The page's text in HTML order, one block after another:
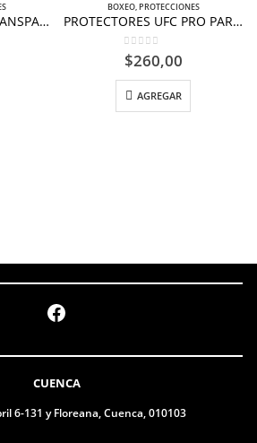
BUCAL CHAMPION TRANSPARENTE NIÑO
BOXEO,PROTECCIONES
PROTECTORES UFC PRO PARA MUSLO COLOR NEGRO/ROJO.
0out of 5
$260,00
AGREGAR
Facebook
CUENCA
6-131 y Floreana, Cuenca, 010103